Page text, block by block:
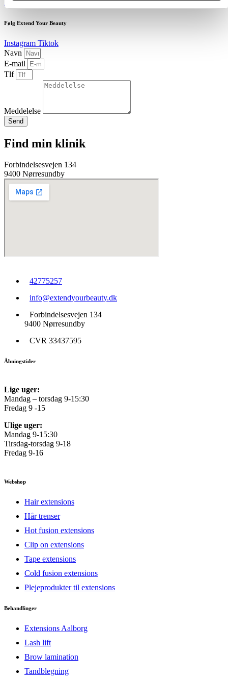
Book en tid
Følg Extend Your Beauty
Instagram Tiktok
Navn
E-mail
Tlf
Meddelelse
Send
Find min klinik
Forbindelsesvejen 134
9400 Nørresundby
42775257
info@extendyourbeauty.dk
Forbindelsesvejen 134
9400 Nørresundby
CVR 33437595
Åbningstider
Lige uger:
Mandag – torsdag 9-15:30
Fredag 9 -15
Ulige uger:
Mandag 9-15:30
Tirsdag-torsdag 9-18
Fredag 9-16
Webshop
Hair extensions
Hår trenser
Hot fusion extensions
Clip on extensions
Tape extensions
Cold fusion extensions
Plejeprodukter til extensions
Behandlinger
Extensions Aalborg
Lash lift
Brow lamination
Tandblegning